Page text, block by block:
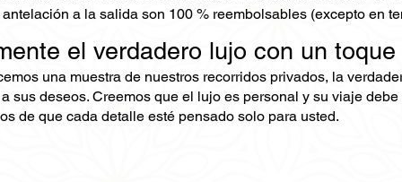
a la salida son 100 % reembolsables (excepto en
el verdadero lujo con un
una muestra de nuestros recorridos privados, la
sus deseos. Creemos que el lujo es personal y su viaje
de que cada detalle esté pensado solo para usted.